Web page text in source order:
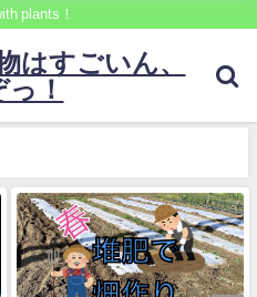
plants！
はすごいん、
！